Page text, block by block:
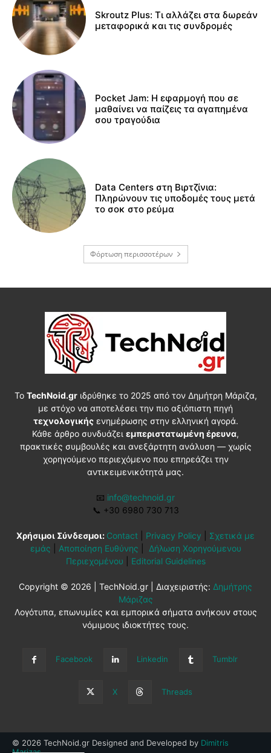
Skroutz Plus: Τι αλλάζει στα δωρεάν
μεταφορικά και τις συνδρομές
Pocket Jam: Η εφαρμογή που σε
μαθαίνει να παίζεις τα αγαπημένα
σου τραγούδια
Data Centers στη Βιρτζίνια:
Πληρώνουν τις υποδομές τους μετά
το σοκ στο ρεύμα
Φόρτωση περισσοτέρων
Το TechNoid.grιδρύθηκε το 2025 από τον Δημήτρη Μάριζα,
με στόχο να αποτελέσει την πιο αξιόπιστη πηγή
τεχνολογικήςενημέρωσης στην ελληνική αγορά.
Κάθε άρθρο συνδυάζει εμπεριστατωμένη έρευνα,
πρακτικές συμβουλές και ανεξάρτητη ανάλυση — χωρίς
χορηγούμενο περιεχόμενο που επηρεάζει την
αντικειμενικότητά μας.
📧 info@technoid.gr
📞 +30 6980 730 713
Χρήσιμοι Σύνδεσμοι: Contact Privacy Policy
Σχετικά με
εμάς
Αποποίηση Ευθύνης
Δήλωση Χορηγούμενου
Περιεχομένου
Editorial Guidelines
Copyright © 2026 | TechNoid.gr | Διαχειριστής: Δημήτρης
Μάριζας
Λογότυπα, επωνυμίες και εμπορικά σήματα ανήκουν στους
νόμιμους ιδιοκτήτες τους.
Facebook Linkedin Tumblr
X Threads
© 2026 TechNoid.gr Designed and Developed by Dimitris